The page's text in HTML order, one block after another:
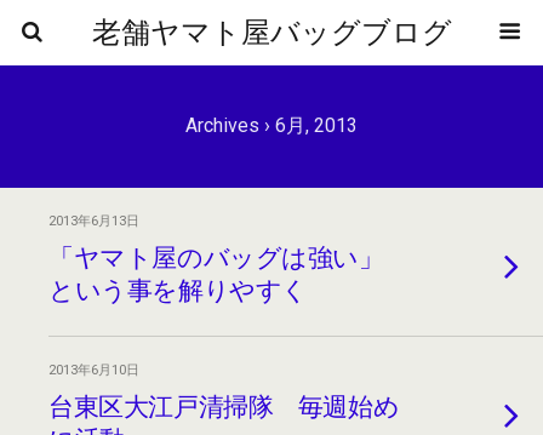
老舗ヤマト屋バッグブログ
Archives › 6月, 2013
2013年6月13日
「ヤマト屋のバッグは強い」
という事を解りやすく
2013年6月10日
台東区大江戸清掃隊 毎週始め